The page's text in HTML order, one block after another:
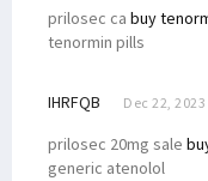
prilosec ca buy
tenormin pills
IHRFQB Dec 22,
prilosec 20mg sale
generic atenolol